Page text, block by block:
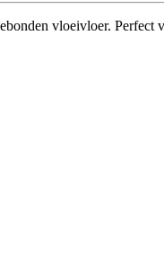
vloeivloer.